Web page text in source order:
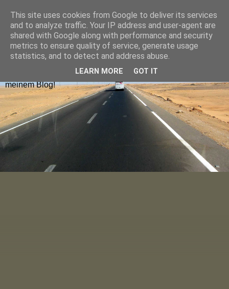
Hugolienchen on Tour
Reiseblogs aus Deutschland und Europa findet ihr nach
Ländern sortiert im Menu oder über die Blog-Karte. Die
neuesten Blogposts lest ihr auf der Startseite. Viel Spaß auf
meinem Blog!
This site uses cookies from Google to deliver its services
and to analyze traffic. Your IP address and user-agent are
shared with Google along with performance and security
metrics to ensure quality of service, generate usage
statistics, and to detect and address abuse.
LEARN MORE GOT IT